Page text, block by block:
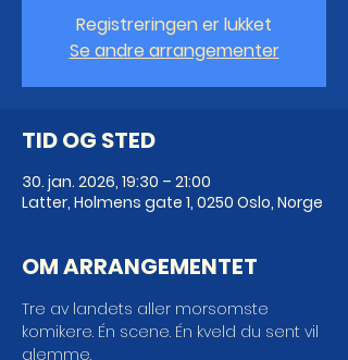
Registreringen er lukket
Se andre arrangementer
TID OG STED
30. jan. 2026, 19:30 – 21:00
Latter, Holmens gate 1, 0250 Oslo, Norge
OM ARRANGEMENTET
Tre av landets aller morsomste
komikere. Én scene. Én kveld du sent vil
glemme.